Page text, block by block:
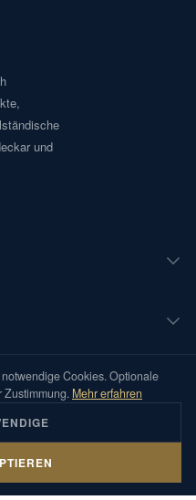
und
vorbehalten ·
Cookies. Optionale
Zustimmung. Mehr erfahren